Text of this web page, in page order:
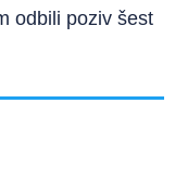
odbili poziv šest